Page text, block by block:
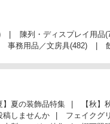
陳列・ディスプレイ用品
事務用品／文房具(482)
】夏の装飾品特集 【秋】
稿しませんか フェイクグ